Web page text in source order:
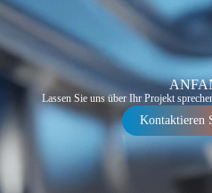
Lassen Sie uns über Ihr Projekt
Kontaktieren